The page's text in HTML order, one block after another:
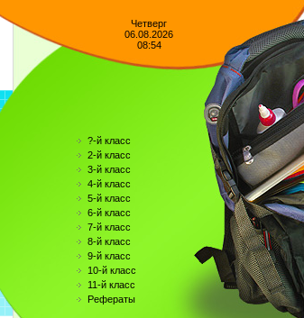
Четверг
06.08.2026
08:54
?-й класс
2-й класс
3-й класс
4-й класс
5-й класс
6-й класс
7-й класс
8-й класс
9-й класс
10-й класс
11-й класс
Рефераты